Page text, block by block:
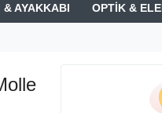
& AYAKKABI OPTİK &